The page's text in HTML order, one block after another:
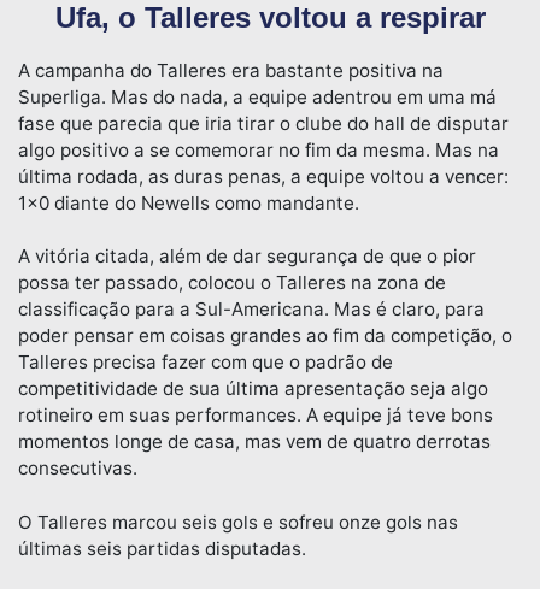
Ufa, o Talleres voltou a respirar
A campanha do Talleres era bastante positiva na
Superliga. Mas do nada, a equipe adentrou em uma má
fase que parecia que iria tirar o clube do hall de disputar
algo positivo a se comemorar no fim da mesma. Mas na
última rodada, as duras penas, a equipe voltou a vencer:
1×0 diante do Newells como mandante.
A vitória citada, além de dar segurança de que o pior
possa ter passado, colocou o Talleres na zona de
classificação para a Sul-Americana. Mas é claro, para
poder pensar em coisas grandes ao fim da competição, o
Talleres precisa fazer com que o padrão de
competitividade de sua última apresentação seja algo
rotineiro em suas performances. A equipe já teve bons
momentos longe de casa, mas vem de quatro derrotas
consecutivas.
O Talleres marcou seis gols e sofreu onze gols nas
últimas seis partidas disputadas.